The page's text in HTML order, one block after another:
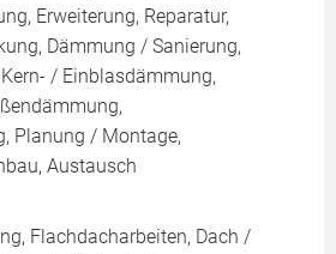
Erweiterung, Reparatur,
Dämmung / Sanierung,
/ Einblasdämmung,
Planung / Montage,
Austausch
Flachdacharbeiten, Dach /